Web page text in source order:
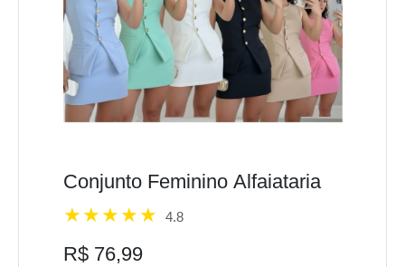
Conjunto Feminino Alfaiataria
4.8
R$ 76,99